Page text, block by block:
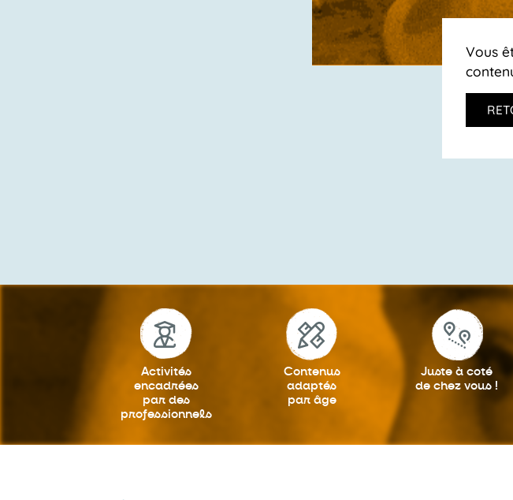
Vous
Activités
encadrées
par des
professionnels
Contenus
adaptés
par âge
Juste à coté
de chez vous !